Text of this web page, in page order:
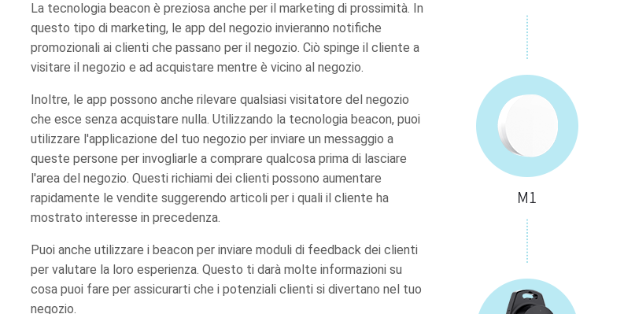
La tecnologia beacon è preziosa anche per il marketing di prossimità. In
questo tipo di marketing, le app del negozio invieranno notifiche
promozionali ai clienti che passano per il negozio. Ciò spinge il cliente a
visitare il negozio e ad acquistare mentre è vicino al negozio.
Inoltre, le app possono anche rilevare qualsiasi visitatore del negozio
che esce senza acquistare nulla. Utilizzando la tecnologia beacon, puoi
utilizzare l'applicazione del tuo negozio per inviare un messaggio a
queste persone per invogliarle a comprare qualcosa prima di lasciare
l'area del negozio. Questi richiami dei clienti possono aumentare
rapidamente le vendite suggerendo articoli per i quali il cliente ha
mostrato interesse in precedenza.
Puoi anche utilizzare i beacon per inviare moduli di feedback dei clienti
per valutare la loro esperienza. Questo ti darà molte informazioni su
cosa puoi fare per assicurarti che i potenziali clienti si divertano nel tuo
negozio.